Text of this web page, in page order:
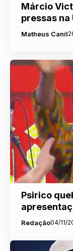
Márcio
pressas na
Matheus Canil
Psirico
Redação04/11/